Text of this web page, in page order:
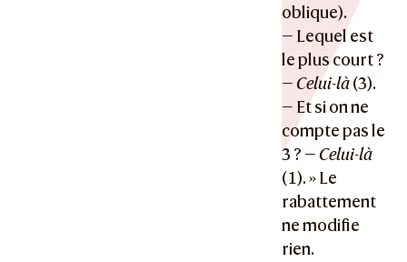
oblique).
— Lequel est
le plus court ?
— Celui-là(3).
— Et si on ne
compte pas le
3 ? — Celui-là
(1). » Le
rabattement
ne modifie
rien.